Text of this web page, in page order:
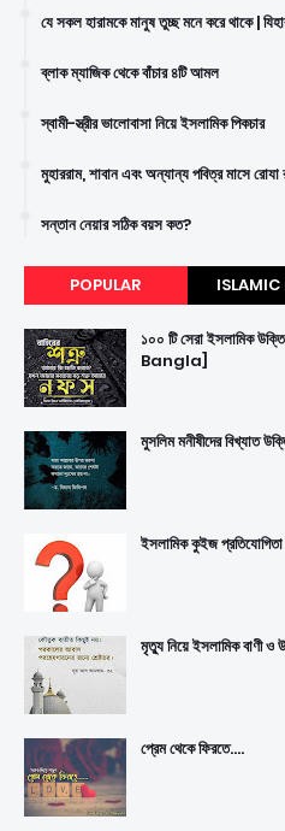
যে সকল হারামকে মানুষ তুচ্ছ মনে করে থাকে |
ব্লাক ম্যাজিক থেকে বাঁচার ৪টি আমল
স্বামী-স্ত্রীর ভালোবাসা নিয়ে ইসলামিক পিকচার
মুহাররাম, শাবান এবং অন্যান্য পবিত্র মাসে রোযা
সন্তান নেয়ার সঠিক বয়স কত?
POPULAR ISLAMIC
১০০ টি সেরা
Bangla]
মুসলিম মনীষীদের বিখ্যাত
ইসলামিক কুইজ প্রতিযোগিতা
মৃত্যু নিয়ে ইসলামিক বাণী ও
প্রেম থেকে ফিরতে....